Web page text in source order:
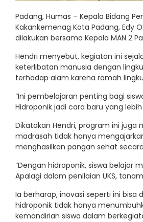
Padang, Humas – Kepala Bidang
Kakankemenag Kota Padang, Edy
dilakukan bersama Kepala MAN 2
Hendri menyebut, kegiatan ini
keterlibatan manusia dengan
terhadap alam karena ramah
“Ini pembelajaran penting bagi
Hidroponik jadi cara baru yang
Dikatakan Hendri, program ini juga
madrasah tidak hanya
menghasilkan pangan sehat
“Dengan hidroponik, siswa belajar
Apalagi dalam penilaian UKS,
Ia berharap, inovasi seperti ini bisa
hidroponik tidak hanya
kemandirian siswa dalam